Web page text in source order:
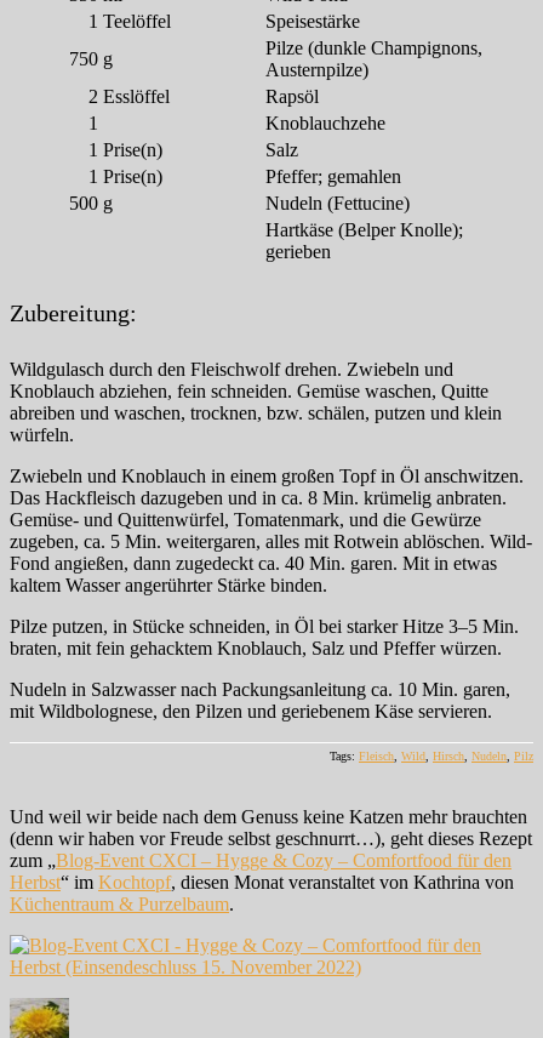
1 Teelöffel
Speisestärke
750 g
Pilze (dunkle Champignons,
Austernpilze)
2 Esslöffel
Rapsöl
1
Knoblauchzehe
1 Prise(n)
Salz
1 Prise(n)
Pfeffer; gemahlen
500 g
Nudeln (Fettucine)
Hartkäse (Belper Knolle);
gerieben
Zubereitung:
Wildgulasch durch den Fleischwolf drehen. Zwiebeln und
Knoblauch abziehen, fein schneiden. Gemüse waschen, Quitte
abreiben und waschen, trocknen, bzw. schälen, putzen und klein
würfeln.
Zwiebeln und Knoblauch in einem großen Topf in Öl anschwitzen.
Das Hackfleisch dazugeben und in ca. 8 Min. krümelig anbraten.
Gemüse- und Quittenwürfel, Tomatenmark, und die Gewürze
zugeben, ca. 5 Min. weitergaren, alles mit Rotwein ablöschen. Wild-
Fond angießen, dann zugedeckt ca. 40 Min. garen. Mit in etwas
kaltem Wasser angerührter Stärke binden.
Pilze putzen, in Stücke schneiden, in Öl bei starker Hitze 3–5 Min.
braten, mit fein gehacktem Knoblauch, Salz und Pfeffer würzen.
Nudeln in Salzwasser nach Packungsanleitung ca. 10 Min. garen,
mit Wildbolognese, den Pilzen und geriebenem Käse servieren.
Tags: Fleisch, Wild, Hirsch, Nudeln, Pilz
Und weil wir beide nach dem Genuss keine Katzen mehr brauchten
(denn wir haben vor Freude selbst geschnurrt…), geht dieses Rezept
zum „Blog-Event CXCI – Hygge & Cozy – Comfortfood für den
Herbst“ im Kochtopf, diesen Monat veranstaltet von Kathrina von
Küchentraum & Purzelbaum.